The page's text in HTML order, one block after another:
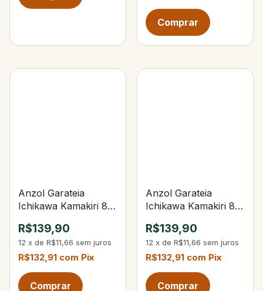
Anzol Garateia
Ichikawa Kamakiri 88
R$139,90
12 x de R$11,66 sem juros
R$132,91 com Pix
Anzol Garateia
Ichikawa Kamakiri 88
R$139,90
12 x de R$11,66 sem juros
R$132,91 com Pix